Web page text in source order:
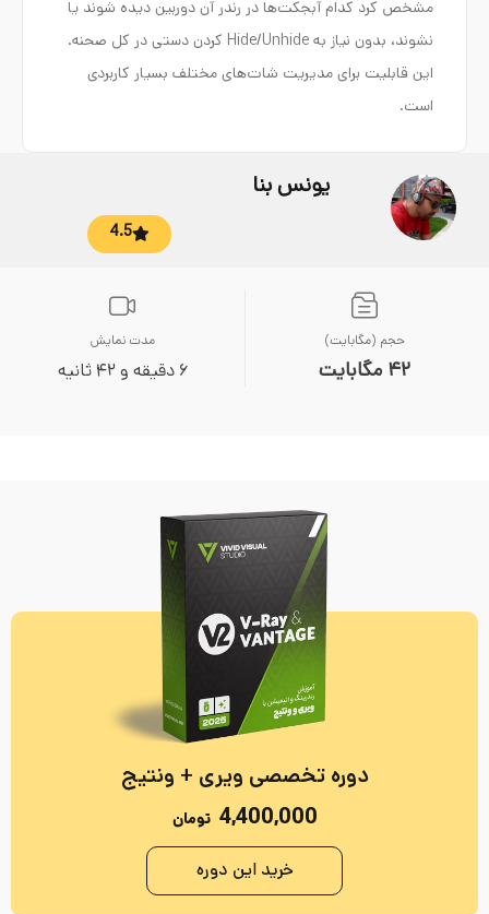
مشخص کرد کدام آبجکت‌ها در رندر آن دوربین دیده شوند یا
نشوند، بدون نیاز به Hide/Unhide کردن دستی در کل صحنه.
این قابلیت برای مدیریت شات‌های مختلف بسیار کاربردی
است.
یونس بنا
4.5
حجم (مگابایت)
42 مگابایت
مدت نمایش
6 دقیقه و 42 ثانیه
دوره تخصصی ویری + ونتیج
4,400,000 تومان
خرید این دوره